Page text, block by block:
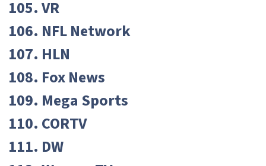
105. VR
106. NFL Network
107. HLN
108. Fox News
109. Mega Sports
110. CORTV
111. DW